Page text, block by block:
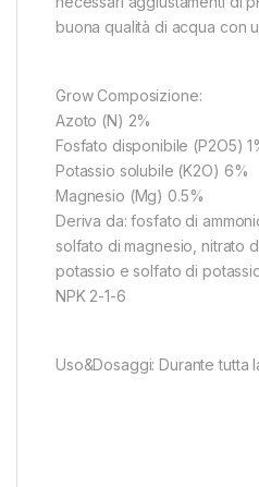
buona qualità di acqua con
Grow Composizione:
Azoto (N) 2%
Fosfato disponibile (P2O5)
Potassio solubile (K2O) 6%
Magnesio (Mg) 0.5%
Deriva da: fosfato di
solfato di magnesio, nitrato
potassio e solfato di
NPK 2-1-6
Uso&Dosaggi: Durante tutta